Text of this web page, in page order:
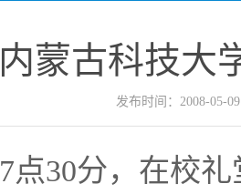
内蒙古科技大
发布时间：2008-05-09
7点30分，在校